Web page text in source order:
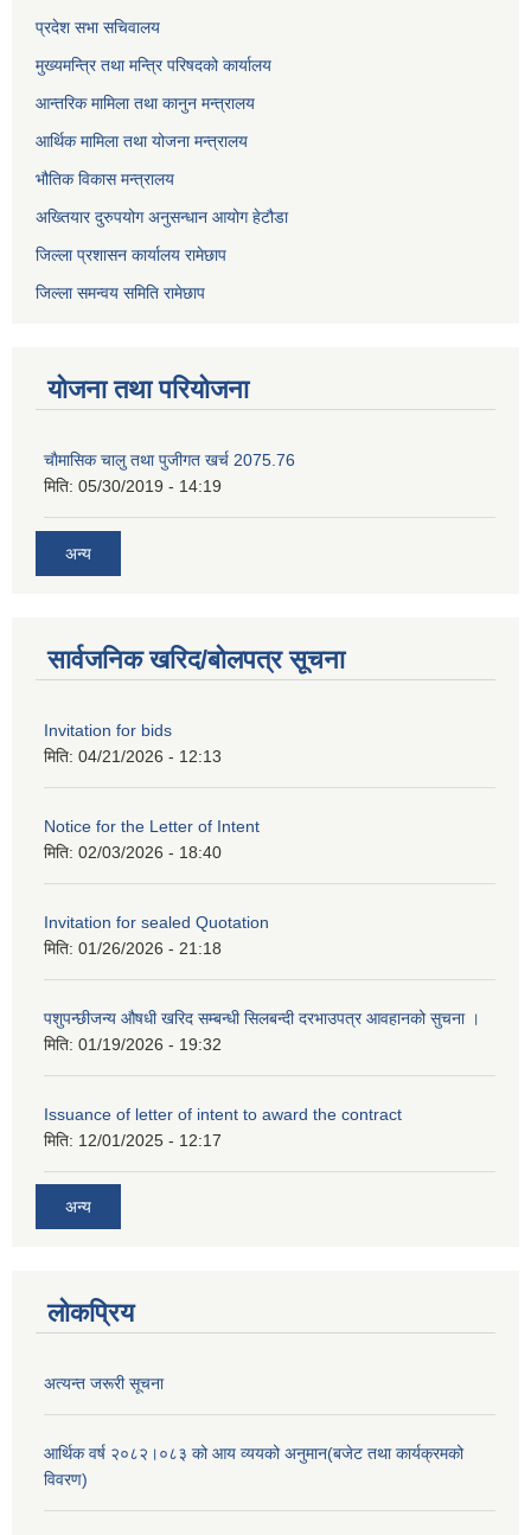
प्रदेश सभा सचिवालय
मुख्यमन्त्रि तथा मन्त्रि परिषदको कार्यालय
आन्तरिक मामिला तथा कानुन मन्त्रालय
आर्थिक मामिला तथा योजना मन्त्रालय
भौतिक विकास मन्त्रालय
अख्तियार दुरुपयोग अनुसन्धान आयोग हेटौडा
जिल्ला प्रशासन कार्यालय रामेछाप
जिल्ला समन्वय समिति रामेछाप
योजना तथा परियोजना
चाैमासिक चालु तथा पुजीगत खर्च 2075.76
मिति: 05/30/2019 - 14:19
अन्य
सार्वजनिक खरिद/बोलपत्र सूचना
Invitation for bids
मिति: 04/21/2026 - 12:13
Notice for the Letter of Intent
मिति: 02/03/2026 - 18:40
Invitation for sealed Quotation
मिति: 01/26/2026 - 21:18
पशुपन्छीजन्य औषधी खरिद सम्बन्धी सिलबन्दी दरभाउपत्र आवहानको सुचना ।
मिति: 01/19/2026 - 19:32
Issuance of letter of intent to award the contract
मिति: 12/01/2025 - 12:17
अन्य
लोकप्रिय
अत्यन्त जरूरी सूचना
आर्थिक वर्ष २०८२।०८३ को आय व्ययको अनुमान(बजेट तथा कार्यक्रमको
विवरण)